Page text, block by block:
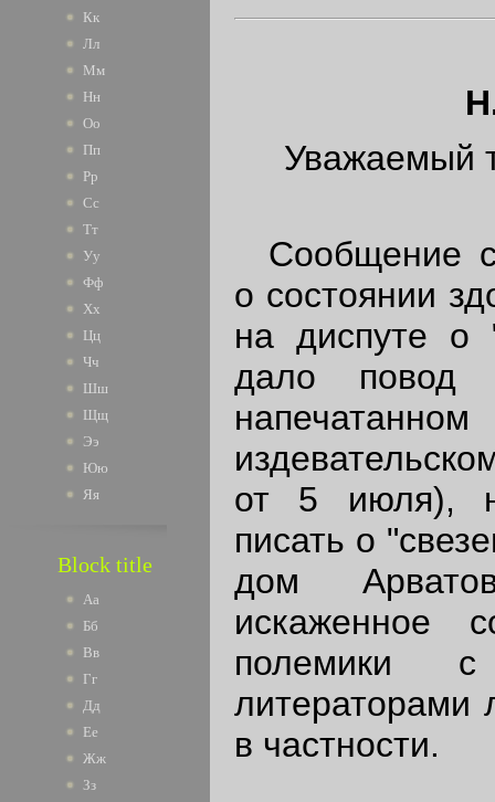
Кк
Лл
Мм
Нн
Оо
Пп
Рр
Сс
Тт
Уу
Фф
Хх
Цц
Чч
Шш
Щщ
Ээ
Юю
Яя
Block title
Аа
Бб
Вв
Гг
Дд
Ее
Жж
Зз
Уважаемый
Сообщение
о состоянии
на диспуте
дало
от 5 июля),
писать о
дом
искаженное
полемики
литераторами
в частности.